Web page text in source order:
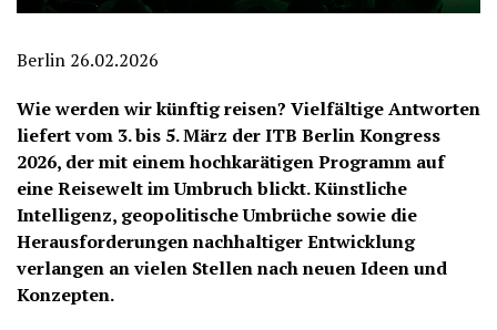
Berlin 26.02.2026
Wie werden wir künftig reisen? Vielfältige Antworten
liefert vom 3. bis 5. März der ITB Berlin Kongress
2026, der mit einem hochkarätigen Programm auf
eine Reisewelt im Umbruch blickt. Künstliche
Intelligenz, geopolitische Umbrüche sowie die
Herausforderungen nachhaltiger Entwicklung
verlangen an vielen Stellen nach neuen Ideen und
Konzepten.